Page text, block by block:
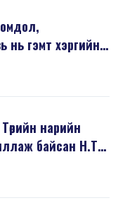
нь гэмт хэргийн
нарийн
байсан Н.Т